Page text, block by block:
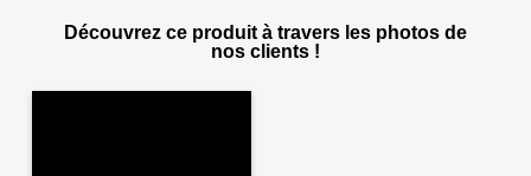
Découvrez ce produit à travers les photos de
nos clients !